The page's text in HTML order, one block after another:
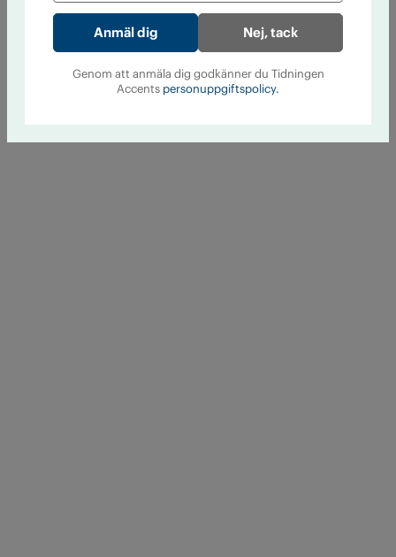
Nej, tack
Genom att anmäla dig godkänner du Tidningen
Accents personuppgiftspolicy.